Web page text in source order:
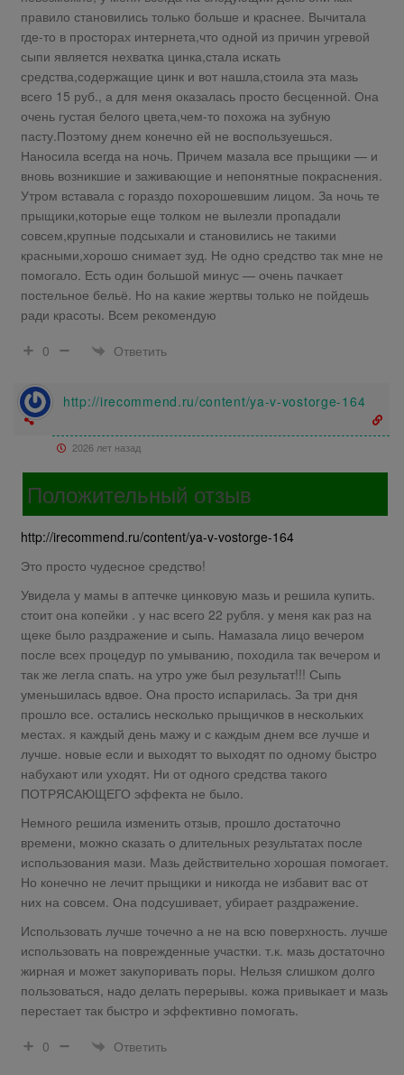
правило становились только больше и краснее. Вычитала
где-то в просторах интернета,что одной из причин угревой
сыпи является нехватка цинка,стала искать
средства,содержащие цинк и вот нашла,стоила эта мазь
всего 15 руб., а для меня оказалась просто бесценной. Она
очень густая белого цвета,чем-то похожа на зубную
пасту.Поэтому днем конечно ей не воспользуешься.
Наносила всегда на ночь. Причем мазала все прыщики — и
вновь возникшие и заживающие и непонятные покраснения.
Утром вставала с гораздо похорошевшим лицом. За ночь те
прыщики,которые еще толком не вылезли пропадали
совсем,крупные подсыхали и становились не такими
красными,хорошо снимает зуд. Не одно средство так мне не
помогало. Есть один большой минус — очень пачкает
постельное бельё. Но на какие жертвы только не пойдешь
ради красоты. Всем рекомендую
0
Ответить
http://irecommend.ru/content/ya-v-vostorge-164
2026 лет назад
Положительный отзыв
http://irecommend.ru/content/ya-v-vostorge-164
Это просто чудесное средство!
Увидела у мамы в аптечке цинковую мазь и решила купить.
стоит она копейки . у нас всего 22 рубля. у меня как раз на
щеке было раздражение и сыпь. Намазала лицо вечером
после всех процедур по умыванию, походила так вечером и
так же легла спать. на утро уже был результат!!! Сыпь
уменьшилась вдвое. Она просто испарилась. За три дня
прошло все. остались несколько прыщичков в нескольких
местах. я каждый день мажу и с каждым днем все лучше и
лучше. новые если и выходят то выходят по одному быстро
набухают или уходят. Ни от одного средства такого
ПОТРЯСАЮЩЕГО эффекта не было.
Немного решила изменить отзыв, прошло достаточно
времени, можно сказать о длительных результатах после
использования мази. Мазь действительно хорошая помогает.
Но конечно не лечит прыщики и никогда не избавит вас от
них на совсем. Она подсушивает, убирает раздражение.
Использовать лучше точечно а не на всю поверхность. лучше
использовать на поврежденные участки. т.к. мазь достаточно
жирная и может закупоривать поры. Нельзя слишком долго
пользоваться, надо делать перерывы. кожа привыкает и мазь
перестает так быстро и эффективно помогать.
0
Ответить